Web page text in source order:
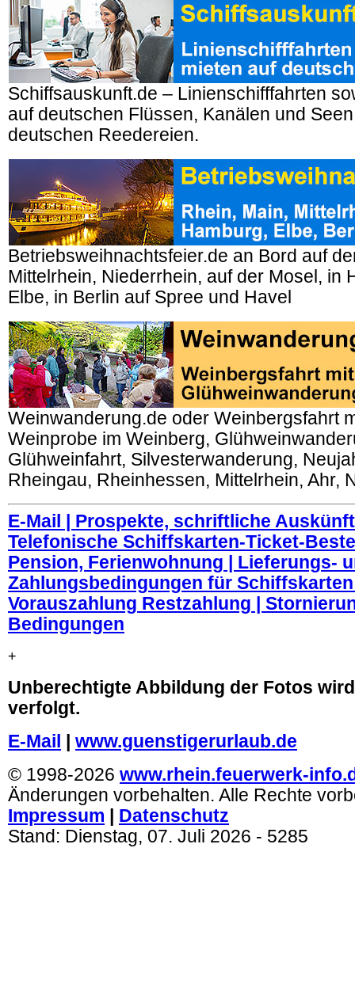
Schiffsauskunft.de – Linienschifffahrten
auf deutschen Flüssen, Kanälen und
deutschen Reedereien.
Betriebsweihnachtsfeier.de an Bord auf
Mittelrhein, Niederrhein, auf der Mosel, in
Elbe, in Berlin auf Spree und Havel
Weinwanderung.de oder Weinbergsfahrt
Weinprobe im Weinberg,
Glühweinfahrt, Silvesterwanderung,
Rheingau, Rheinhessen, Mittelrhein, Ahr,
E-Mail | Prospekte, schriftliche
Telefonische Schiffskarten-Ticket-
Pension, Ferienwohnung | Lieferungs-
Zahlungsbedingungen für
Vorauszahlung Restzahlung |
Bedingungen
+
Unberechtigte Abbildung der Fotos
verfolgt.
E-Mail
www.guenstigerurlaub.de
© 1998-2026 www.rhein.feuerwerk-
Änderungen vorbehalten. Alle Rechte
Impressum
Datenschutz
Stand: Dienstag, 07. Juli 2026 - 5285